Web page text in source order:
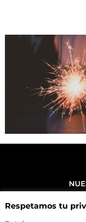
Haz click aquí
+34 972 500
Respetamos tu